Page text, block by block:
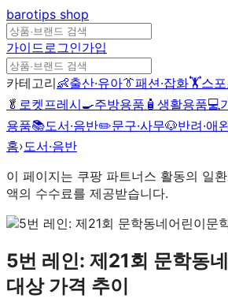
barotips shop
가이드로그인가입
카테고리👶출산·유아👔패션·잡화🏋️스포
🥬 로켓프레시🍳주방용품 🧴 생활용품💻
용품📚도서·음반✏️문구·사무🐶반려·애
홈›도서·음반
이 페이지는 쿠팡 파트너스 활동의 일
액의 수수료를 제공받습니다.
5번 레인: 제21회 문학동
대상가격 추이